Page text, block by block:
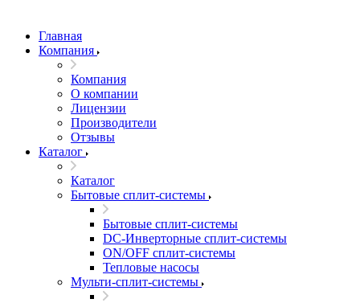
Главная
Компания
Компания
О компании
Лицензии
Производители
Отзывы
Каталог
Каталог
Бытовые сплит-системы
Бытовые сплит-системы
DC-Инверторные сплит-системы
ON/OFF сплит-системы
Тепловые насосы
Мульти-сплит-системы